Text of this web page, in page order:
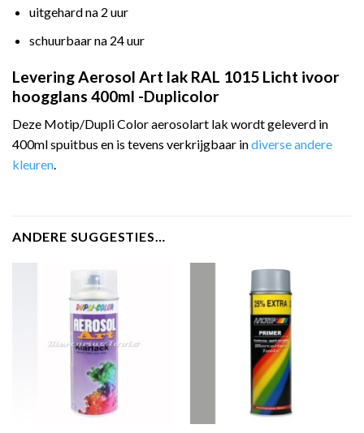
uitgehard na 2 uur
schuurbaar na 24 uur
Levering Aerosol Art lak RAL 1015 Licht ivoor
hoogglans 400ml -Duplicolor
Deze Motip/Dupli Color aerosolart lak wordt geleverd in
400ml spuitbus en is tevens verkrijgbaar indiverse andere
kleuren.
ANDERE SUGGESTIES…